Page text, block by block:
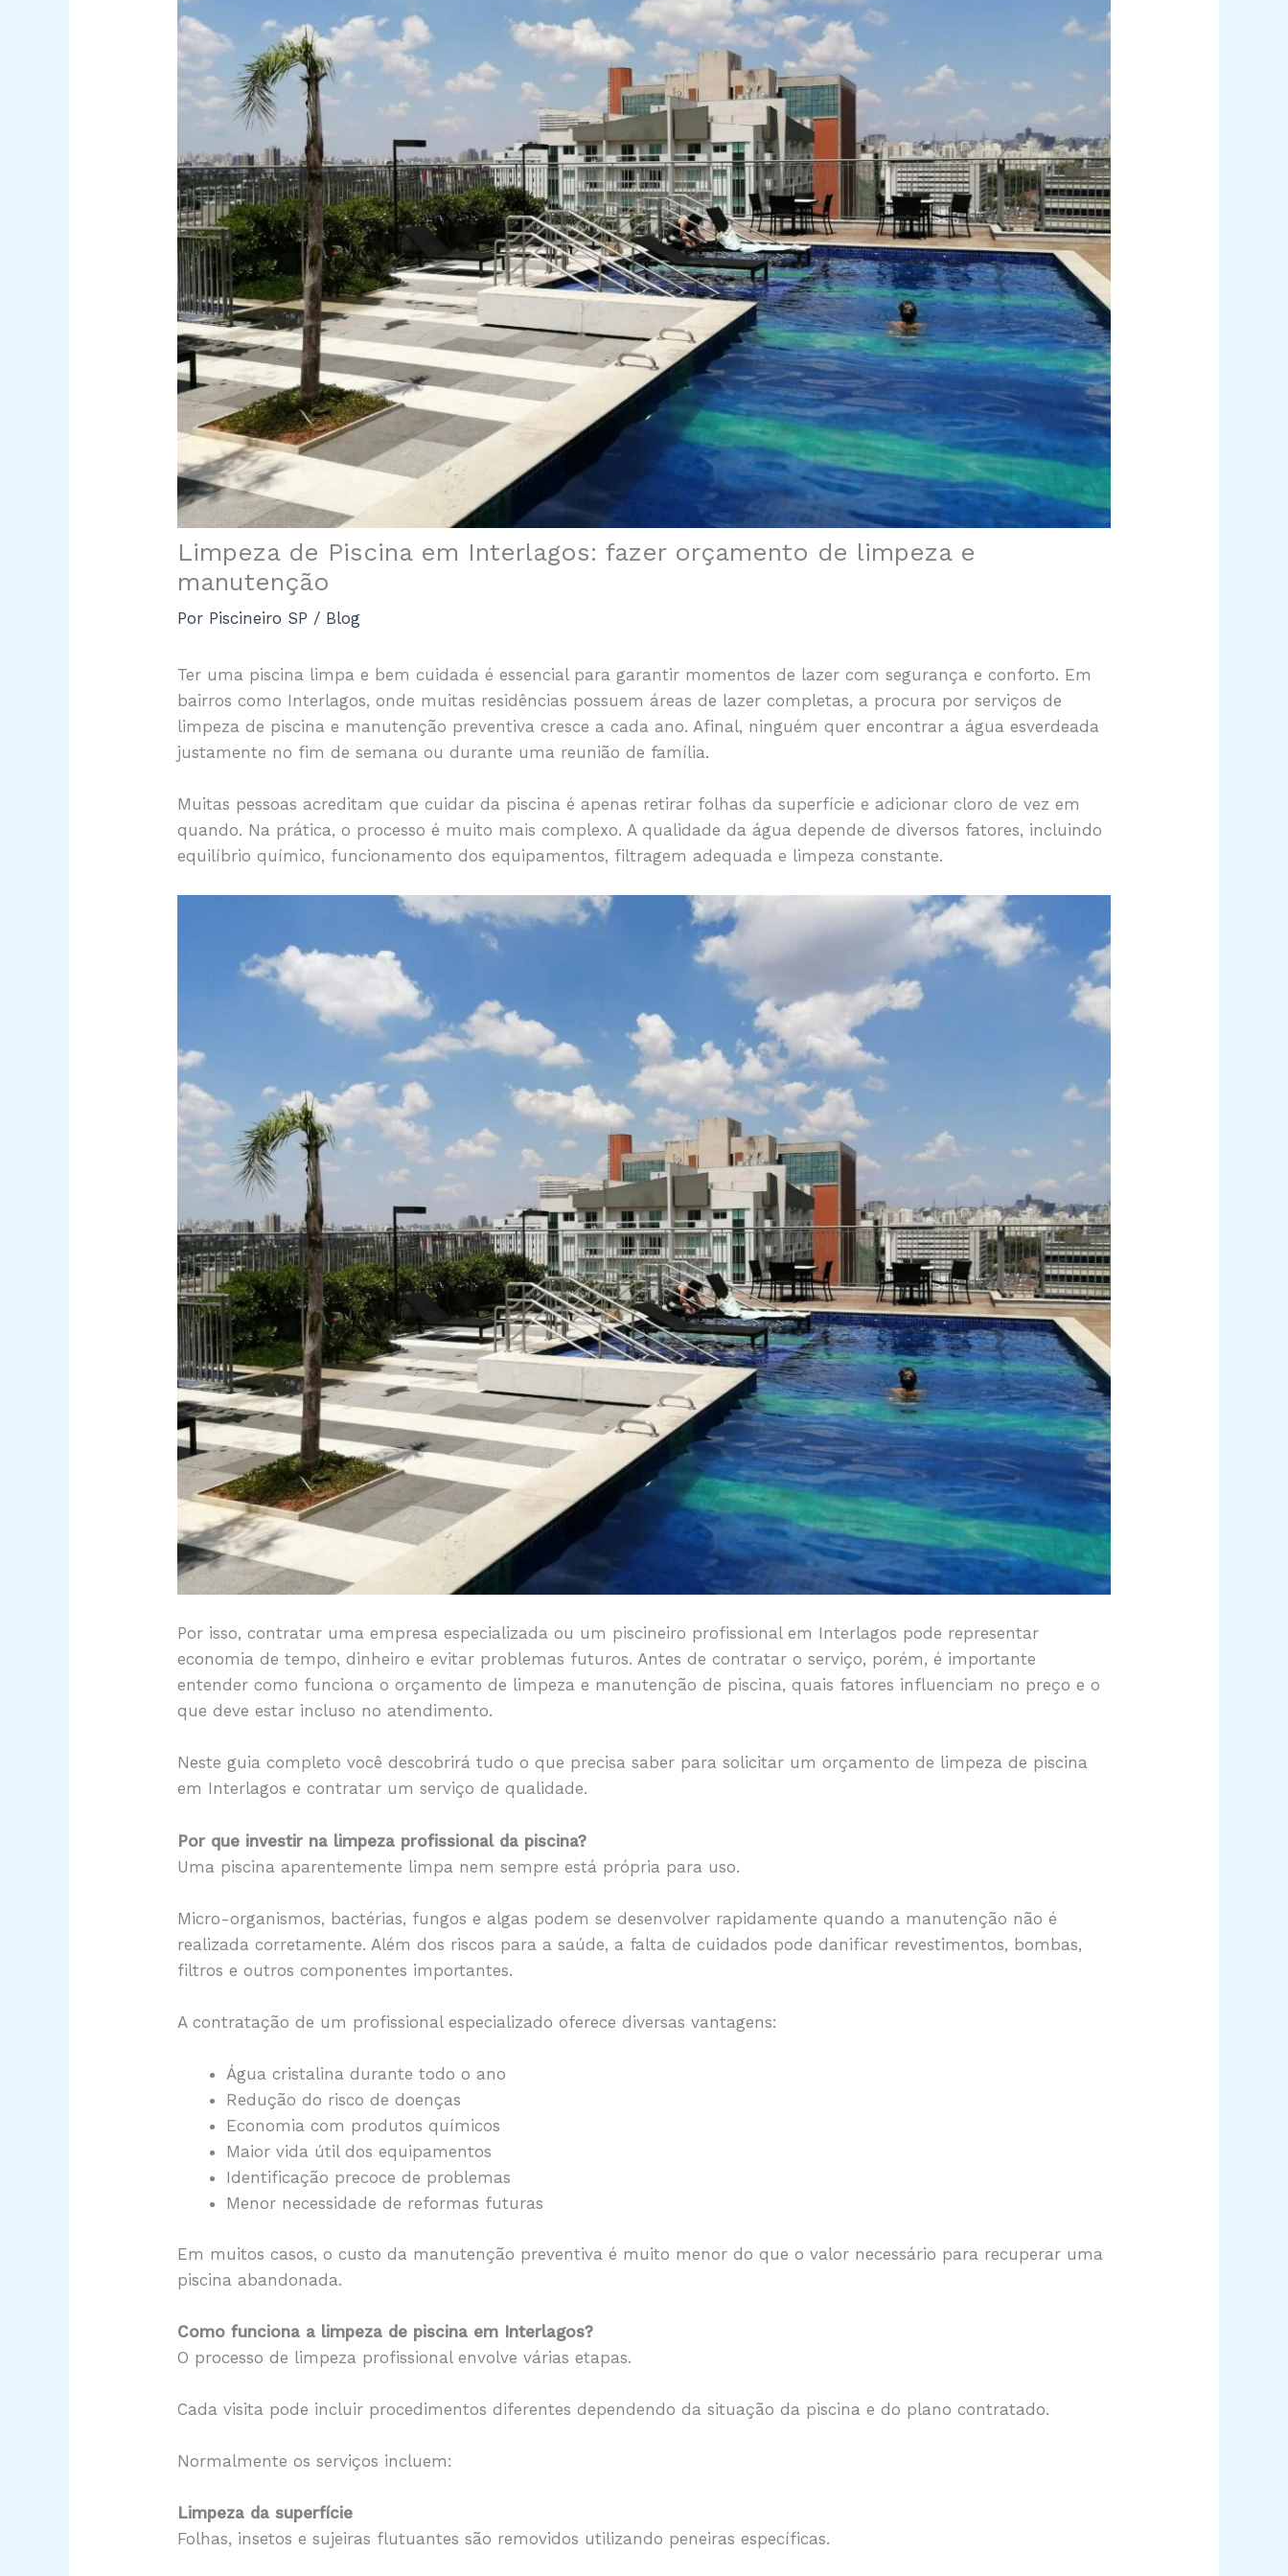
Limpeza de Piscina em Interlagos: fazer orçamento de limpeza e
manutenção
Por Piscineiro SP / Blog
Ter uma piscina limpa e bem cuidada é essencial para garantir momentos de lazer com segurança e conforto. Em
bairros como Interlagos, onde muitas residências possuem áreas de lazer completas, a procura por serviços de
limpeza de piscina e manutenção preventiva cresce a cada ano. Afinal, ninguém quer encontrar a água esverdeada
justamente no fim de semana ou durante uma reunião de família.
Muitas pessoas acreditam que cuidar da piscina é apenas retirar folhas da superfície e adicionar cloro de vez em
quando. Na prática, o processo é muito mais complexo. A qualidade da água depende de diversos fatores, incluindo
equilíbrio químico, funcionamento dos equipamentos, filtragem adequada e limpeza constante.
Por isso, contratar uma empresa especializada ou um piscineiro profissional em Interlagos pode representar
economia de tempo, dinheiro e evitar problemas futuros. Antes de contratar o serviço, porém, é importante
entender como funciona o orçamento de limpeza e manutenção de piscina, quais fatores influenciam no preço e o
que deve estar incluso no atendimento.
Neste guia completo você descobrirá tudo o que precisa saber para solicitar um orçamento de limpeza de piscina
em Interlagos e contratar um serviço de qualidade.
Por que investir na limpeza profissional da piscina?
Uma piscina aparentemente limpa nem sempre está própria para uso.
Micro-organismos, bactérias, fungos e algas podem se desenvolver rapidamente quando a manutenção não é
realizada corretamente. Além dos riscos para a saúde, a falta de cuidados pode danificar revestimentos, bombas,
filtros e outros componentes importantes.
A contratação de um profissional especializado oferece diversas vantagens:
Água cristalina durante todo o ano
Redução do risco de doenças
Economia com produtos químicos
Maior vida útil dos equipamentos
Identificação precoce de problemas
Menor necessidade de reformas futuras
Em muitos casos, o custo da manutenção preventiva é muito menor do que o valor necessário para recuperar uma
piscina abandonada.
Como funciona a limpeza de piscina em Interlagos?
O processo de limpeza profissional envolve várias etapas.
Cada visita pode incluir procedimentos diferentes dependendo da situação da piscina e do plano contratado.
Normalmente os serviços incluem:
Limpeza da superfície
Folhas, insetos e sujeiras flutuantes são removidos utilizando peneiras específicas.